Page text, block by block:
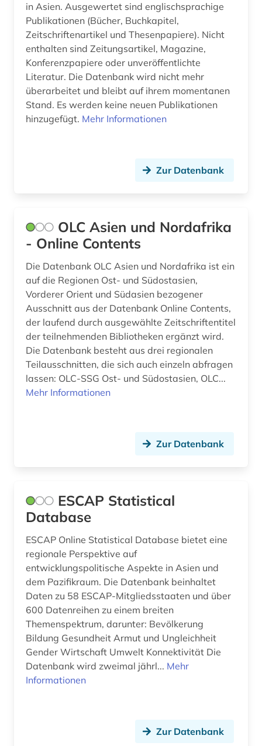
vereinte nationen (1)
video (2)
volltext (1)
welthandel (1)
wirtschaft (2)
zeitschriftenaufsatz (1)
östliche philosophie (1)
übersetzung (1)
in Asien. Ausgewertet sind englischsprachige
Publikationen (Bücher, Buchkapitel,
Zeitschriftenartikel und Thesenpapiere). Nicht
enthalten sind Zeitungsartikel, Magazine,
Konferenzpapiere oder unveröffentlichte
Literatur. Die Datenbank wird nicht mehr
überarbeitet und bleibt auf ihrem momentanen
Stand. Es werden keine neuen Publikationen
hinzugefügt. Mehr Informationen
Zur Datenbank
OLC Asien und Nordafrika
- Online Contents
Die Datenbank OLC Asien und Nordafrika ist ein
auf die Regionen Ost- und Südostasien,
Vorderer Orient und Südasien bezogener
Ausschnitt aus der Datenbank Online Contents,
der laufend durch ausgewählte Zeitschriftentitel
der teilnehmenden Bibliotheken ergänzt wird.
Die Datenbank besteht aus drei regionalen
Teilausschnitten, die sich auch einzeln abfragen
lassen: OLC-SSG Ost- und Südostasien, OLC...
Mehr Informationen
Zur Datenbank
ESCAP Statistical
Database
ESCAP Online Statistical Database bietet eine
regionale Perspektive auf
entwicklungspolitische Aspekte in Asien und
dem Pazifikraum. Die Datenbank beinhaltet
Daten zu 58 ESCAP-Mitgliedsstaaten und über
600 Datenreihen zu einem breiten
Themenspektrum, darunter: Bevölkerung
Bildung Gesundheit Armut und Ungleichheit
Gender Wirtschaft Umwelt Konnektivität Die
Datenbank wird zweimal jährl... Mehr
Informationen
Zur Datenbank